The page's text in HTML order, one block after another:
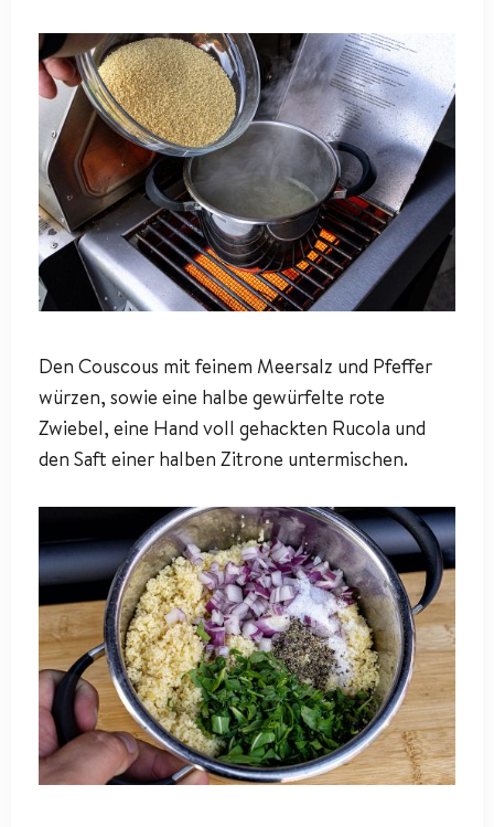
Den Couscous mit feinem Meersalz und Pfeffer
würzen, sowie eine halbe gewürfelte rote
Zwiebel, eine Hand voll gehackten Rucola und
den Saft einer halben Zitrone untermischen.